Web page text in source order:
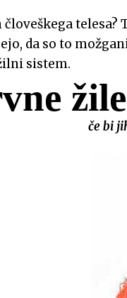
da so to
sistem.
če bi